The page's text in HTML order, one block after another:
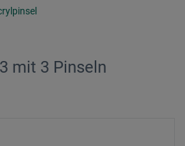
mit 3 Pinseln